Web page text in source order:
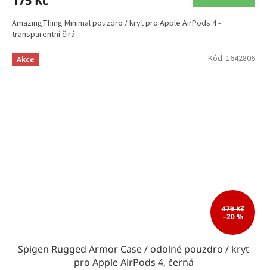
AmazingThing Minimal pouzdro / kryt pro Apple AirPods 4 -
transparentní čirá.
Akce
479 Kč
–20 %
Spigen Rugged Armor Case / odolné pouzdro / kryt
pro Apple AirPods 4, černá
Kód: 1642806